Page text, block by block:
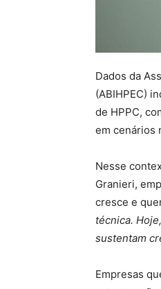
Dados da
(ABIHPEC)
de HPPC,
em cenários
Nesse
Granieri,
cresce e
técnica.
sustentam
Empresas